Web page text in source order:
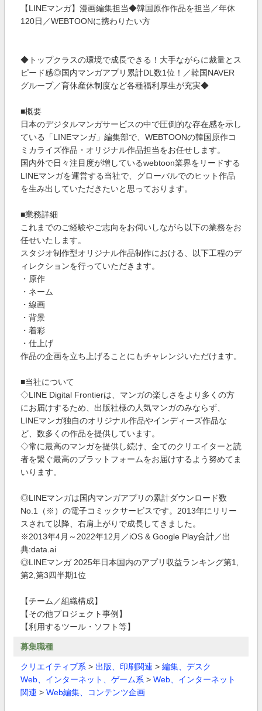
【LINEマンガ】漫画編集担当◆韓国原作作品を担当／年休
120日／WEBTOONに携わりたい方
◆トップクラスの環境で成長できる！大手ながらに裁量とス
ピード感◎国内マンガアプリ累計DL数1位！／韓国NAVER
グループ／育休産休制度など各種福利厚生が充実◆
■概要
日本のデジタルマンガサービスの中で圧倒的な存在感を示し
ている「LINEマンガ」編集部で、WEBTOONの韓国原作コ
ミカライズ作品・オリジナル作品担当をお任せします。
国内外で日々注目度が増しているwebtoon業界をリードする
LINEマンガを運営する当社で、グローバルでのヒット作品
を生み出していただきたいと思っております。
■業務詳細
これまでのご経験やご志向をお伺いしながら以下の業務をお
任せいたします。
スタジオ制作型オリジナル作品制作における、以下工程のデ
ィレクションを行っていただきます。
・原作
・ネーム
・線画
・背景
・着彩
・仕上げ
作品の企画を立ち上げることにもチャレンジいただけます。
■当社について
◇LINE Digital Frontierは、マンガの楽しさをより多くの方
にお届けするため、出版社様の人気マンガのみならず、
LINEマンガ独自のオリジナル作品やインディーズ作品な
ど、数多くの作品を提供しています。
◇常に最高のマンガを提供し続け、全てのクリエイターと読
者を繋ぐ最高のプラットフォームをお届けするよう努めてま
いります。
◎LINEマンガは国内マンガアプリの累計ダウンロード数
No.1（※）の電子コミックサービスです。2013年にリリー
スされて以降、右肩上がりで成長してきました。
※2013年4月～2022年12月／iOS & Google Play合計／出
典:data.ai
◎LINEマンガ 2025年日本国内のアプリ収益ランキング第1,
第2,第3四半期1位
【チーム／組織構成】
【その他プロジェクト事例】
【利用するツール・ソフト等】
募集職種
クリエイティブ系 > 出版、印刷関連 > 編集、デスク
Web、インターネット、ゲーム系 > Web、インターネット
関連 > Web編集、コンテンツ企画